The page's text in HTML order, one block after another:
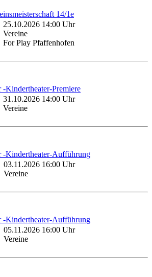
14/1e
25.10.2026 14:00 Uhr
Vereine
For Play Pfaffenhofen
Kindertheater-Premiere
31.10.2026 14:00 Uhr
Vereine
-Kindertheater-Aufführung
03.11.2026 16:00 Uhr
Vereine
-Kindertheater-Aufführung
05.11.2026 16:00 Uhr
Vereine